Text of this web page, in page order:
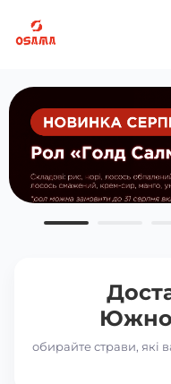
обирайте страви, які